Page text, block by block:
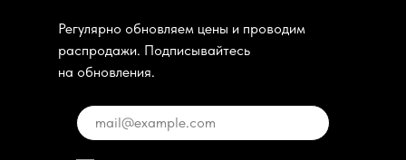
Регулярно обновляем цены и проводим
распродажи. Подписывайтесь
на обновления.